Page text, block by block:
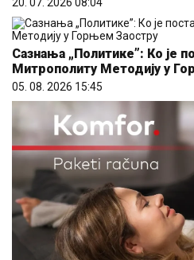
20. 07. 2026 08:04
Сазнања „Политике”: Ко је
Митрополиту Методију у
05. 08. 2026 15:45